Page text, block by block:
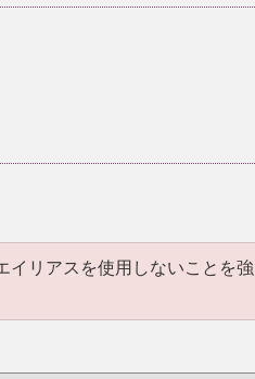
リアスを使用しないことを強